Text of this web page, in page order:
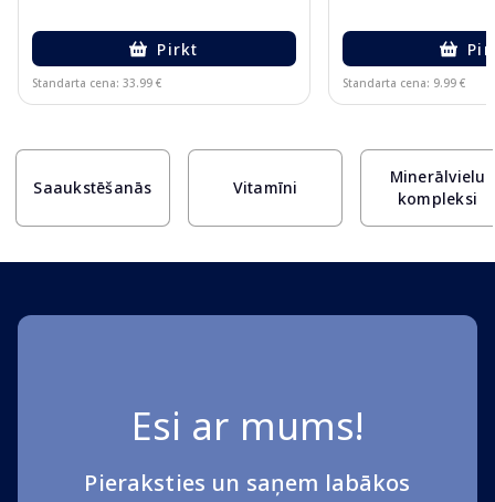
Pirkt
Standarta cena: 33.99 € Standarta cena: 9.99 €
Saaukstēšanās Vitamīni
Minerālvielu
kompleksi
Esi ar mums!
Pieraksties un saņem labākos